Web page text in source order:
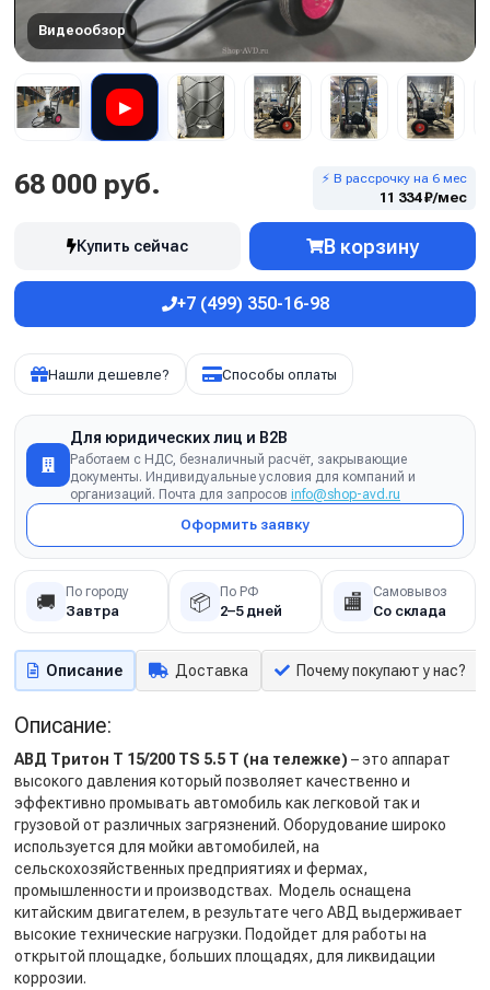
Видеообзор
▶
68 000 руб. ⚡ В рассрочку на 6 мес
11 334 ₽/мес
Купить сейчас В корзину
+7 (499) 350-16-98
Нашли дешевле? Способы оплаты
Для юридических лиц и B2B
Работаем с НДС, безналичный расчёт, закрывающие
документы. Индивидуальные условия для компаний и
организаций. Почта для запросов info@shop-avd.ru
Оформить заявку
🚚 По городу
Завтра 📦 По РФ
2–5 дней 🏬 Самовывоз
Со склада
Описание Доставка Почему покупают у нас?
Описание:
АВД Тритон Т 15/200 TS 5.5 T (на тележке) – это аппарат
высокого давления который позволяет качественно и
эффективно промывать автомобиль как легковой так и
грузовой от различных загрязнений. Оборудование широко
используется для мойки автомобилей, на
сельскохозяйственных предприятиях и фермах,
промышленности и производствах. Модель оснащена
китайским двигателем, в результате чего АВД выдерживает
высокие технические нагрузки. Подойдет для работы на
открытой площадке, больших площадях, для ликвидации
коррозии.